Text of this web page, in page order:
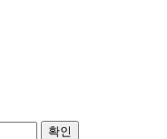
확인